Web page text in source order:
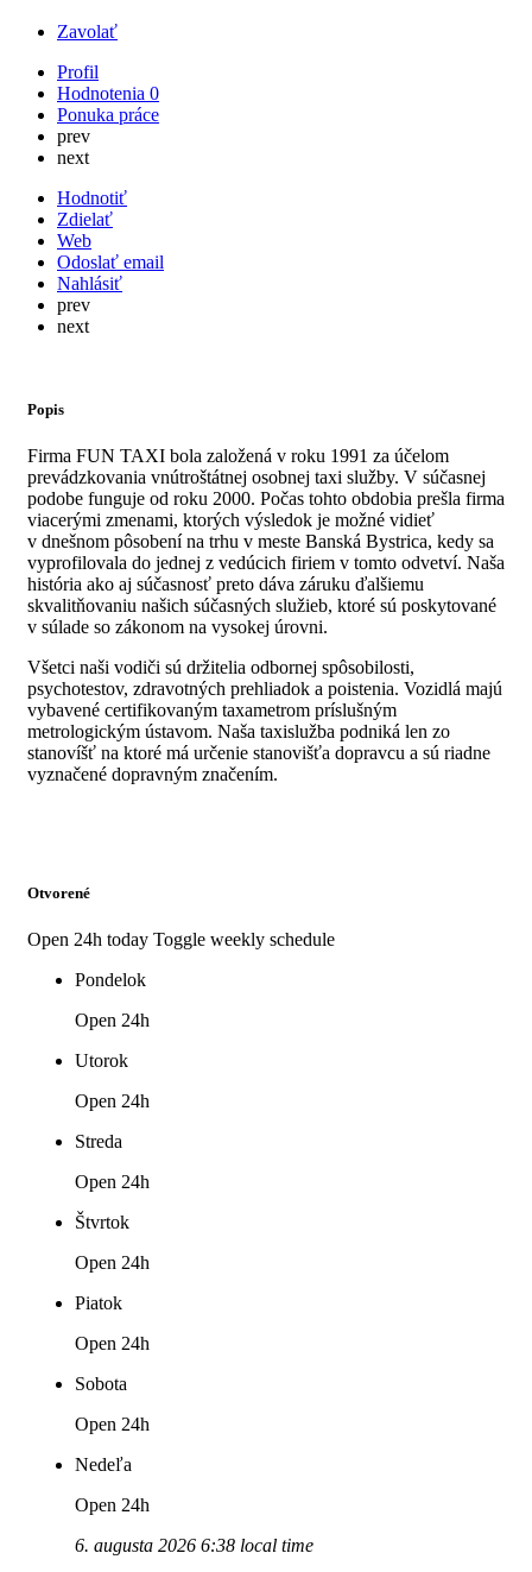
Zavolať
Profil
Hodnotenia 0
Ponuka práce
prev
next
Hodnotiť
Zdielať
Web
Odoslať email
Nahlásiť
prev
next
Popis
Firma FUN TAXI bola založená v roku 1991 za účelom
prevádzkovania vnútroštátnej osobnej taxi služby. V súčasnej
podobe funguje od roku 2000. Počas tohto obdobia prešla firma
viacerými zmenami, ktorých výsledok je možné vidieť
v dnešnom pôsobení na trhu v meste Banská Bystrica, kedy sa
vyprofilovala do jednej z vedúcich firiem v tomto odvetví. Naša
história ako aj súčasnosť preto dáva záruku ďalšiemu
skvalitňovaniu našich súčasných služieb, ktoré sú poskytované
v súlade so zákonom na vysokej úrovni.
Všetci naši vodiči sú držitelia odbornej spôsobilosti,
psychotestov, zdravotných prehliadok a poistenia. Vozidlá majú
vybavené certifikovaným taxametrom príslušným
metrologickým ústavom. Naša taxislužba podniká len zo
stanovíšť na ktoré má určenie stanovišťa dopravcu a sú riadne
vyznačené dopravným značením.
Otvorené
Open 24h today Toggle weekly schedule
Pondelok
Open 24h
Utorok
Open 24h
Streda
Open 24h
Štvrtok
Open 24h
Piatok
Open 24h
Sobota
Open 24h
Nedeľa
Open 24h
6. augusta 2026 6:38 local time